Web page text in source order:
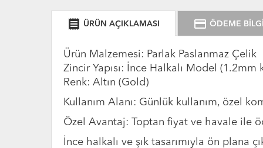
receipt ÜRÜN AÇIKLAMASI credit_card ÖDEME
Ürün Malzemesi: Parlak Paslanmaz Çelik
Zincir Yapısı: İnce Halkalı Model (1.2mm
Renk: Altın (Gold)
Kullanım Alanı: Günlük kullanım, özel
Özel Avantaj: Toptan fiyat ve havale ile
İnce halkalı ve şık tasarımıyla ön